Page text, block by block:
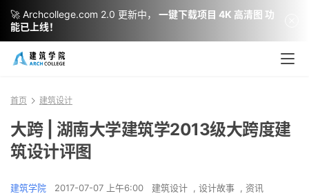
首页 建筑设计
大跨 | 湖南大学建筑学2013级大跨度建
筑设计评图
建筑学院 2017-07-07 上午6:00 建筑设计 , 设计故事 , 资讯
🚀 Archcollege.com 2.0 更新中，
一键下载项目 4K 高清图 功
能已上线！